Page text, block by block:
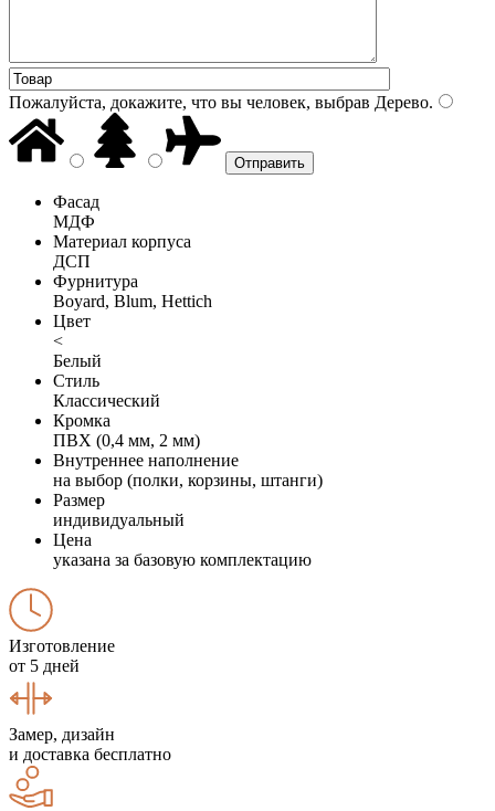
Пожалуйста, докажите, что вы человек, выбрав Дерево.
Фасад
МДФ
Материал корпуса
ДСП
Фурнитура
Boyard, Blum, Hettich
Цвет
<
Белый
Стиль
Классический
Кромка
ПВХ (0,4 мм, 2 мм)
Внутреннее наполнение
на выбор (полки, корзины, штанги)
Размер
индивидуальный
Цена
указана за базовую комплектацию
Изготовление
от 5 дней
Замер, дизайн
и доставка бесплатно